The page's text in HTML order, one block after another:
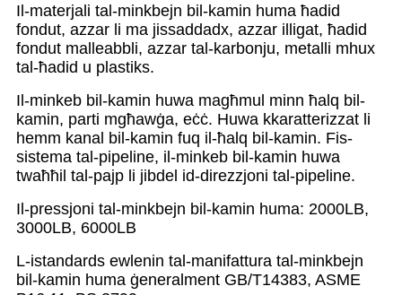
Il-materjali tal-minkbejn bil-kamin huma ħadid
fondut, azzar li ma jissaddadx, azzar illigat, ħadid
fondut malleabbli, azzar tal-karbonju, metalli mhux
tal-ħadid u plastiks.
Il-minkeb bil-kamin huwa magħmul minn ħalq bil-
kamin, parti mgħawġa, eċċ. Huwa kkaratterizzat li
hemm kanal bil-kamin fuq il-ħalq bil-kamin. Fis-
sistema tal-pipeline, il-minkeb bil-kamin huwa
twaħħil tal-pajp li jibdel id-direzzjoni tal-pipeline.
Il-pressjoni tal-minkbejn bil-kamin huma: 2000LB,
3000LB, 6000LB
L-istandards ewlenin tal-manifattura tal-minkbejn
bil-kamin huma ġeneralment GB/T14383, ASME